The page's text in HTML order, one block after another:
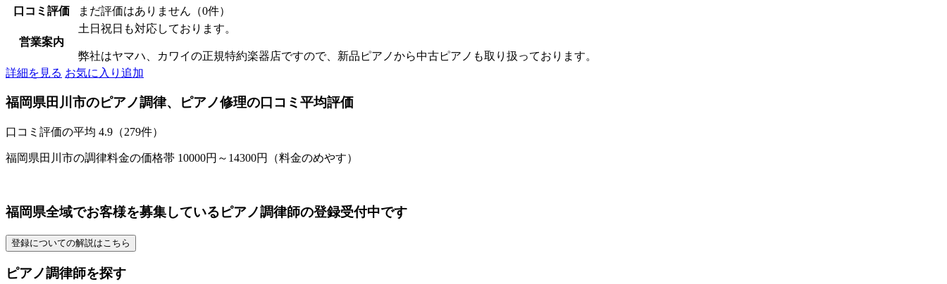
口コミ評価
まだ評価はありません（0件）
営業案内
土日祝日も対応しております。
弊社はヤマハ、カワイの正規特約楽器店ですので、新品ピアノから中古ピアノも取り扱っております。
詳細を見る お気に入り追加
福岡県田川市のピアノ調律、ピアノ修理の口コミ平均評価
口コミ評価の平均 4.9（279件）
福岡県田川市の調律料金の価格帯 10000円～14300円（料金のめやす）
福岡県全域でお客様を募集しているピアノ調律師の登録受付中です
登録についての解説はこちら
ピアノ調律師を探す